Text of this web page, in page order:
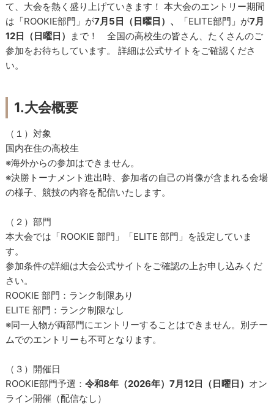
て、大会を熱く盛り上げていきます！ 本大会のエントリー期間
は「ROOKIE部門」が7月5日（日曜日）、 「ELITE部門」が7月
12日（日曜日）
まで！ 全国の高校生の皆さん、たくさんのご
参加をお待ちしています。 詳細は公式サイトをご確認くださ
い。
1.大会概要
（１）対象
国内在住の高校生
※海外からの参加はできません。
※決勝トーナメント進出時、参加者の自己の肖像が含まれる会場
の様子、競技の内容を配信いたします。
（２）部門
本大会では「ROOKIE 部門」「ELITE 部門」を設定していま
す。
参加条件の詳細は大会公式サイトをご確認の上お申し込みくだ
さい。
ROOKIE 部門：ランク制限あり
ELITE 部門：ランク制限なし
※同一人物が両部門にエントリーすることはできません。別チー
ムでのエントリーも不可となります。
（３）開催日
ROOKIE部門予選：令和8年（2026年）7月12日（日曜日） オン
ライン開催（配信なし）